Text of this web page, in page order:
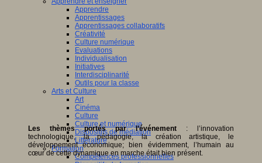
Apprendre
Apprentissages
Apprentissages collaboratifs
Créativité
Culture numérique
Evaluations
Individualisation
Initiatives
Interdisciplinarité
Outils pour la classe
Arts et Culture
Art
Cinéma
Culture
Culture et numérique
Dispositifs de médiation
Littérature
Formation
Compétences professionnelles
Les thèmes portés par l’événement : l’innovation
technologique, la pédagogie, la création artistique, le
développement économique; bien évidemment, l’humain au
cœur de cette dynamique en marche était bien présent.